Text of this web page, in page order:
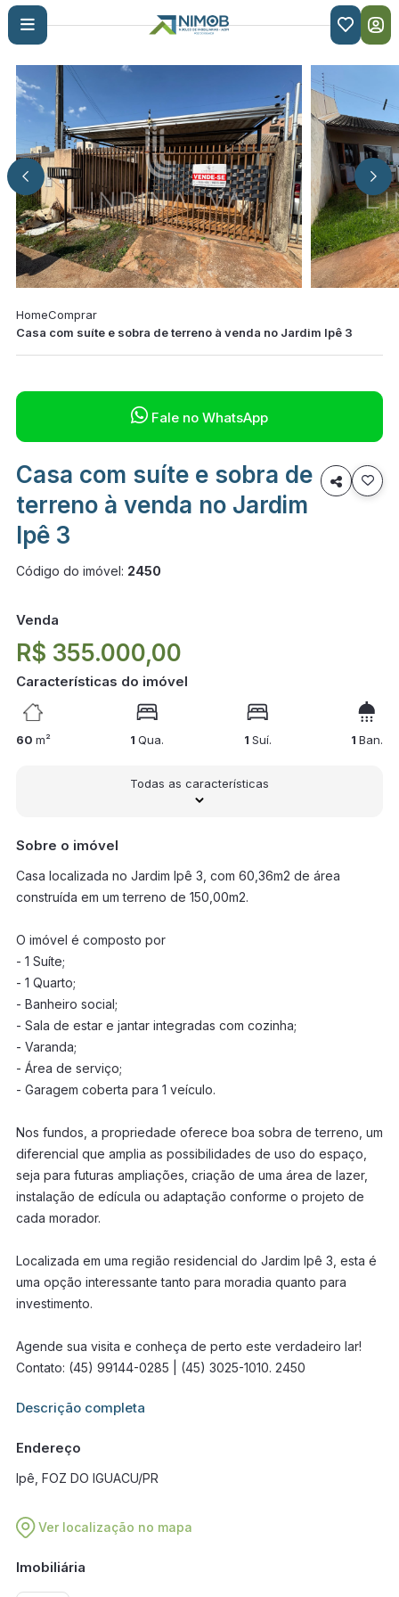

HomeComprar
Casa com suíte e sobra de terreno à venda no Jardim Ipê 3
 Fale no WhatsApp
Casa com suíte e sobra de
terreno à venda no Jardim
Ipê 3

Código do imóvel: 2450
Venda
R$ 355.000,00
Características do imóvel
60 m² 1Qua. 1 Suí. 1Ban.
Todas as características
Sobre o imóvel
Casa localizada no Jardim Ipê 3, com 60,36m2 de área
construída em um terreno de 150,00m2.
O imóvel é composto por
- 1 Suíte;
- 1 Quarto;
- Banheiro social;
- Sala de estar e jantar integradas com cozinha;
- Varanda;
- Área de serviço;
- Garagem coberta para 1 veículo.
Nos fundos, a propriedade oferece boa sobra de terreno, um
diferencial que amplia as possibilidades de uso do espaço,
seja para futuras ampliações, criação de uma área de lazer,
instalação de edícula ou adaptação conforme o projeto de
cada morador.
Localizada em uma região residencial do Jardim Ipê 3, esta é
uma opção interessante tanto para moradia quanto para
investimento.
Agende sua visita e conheça de perto este verdadeiro lar!
Contato: (45) 99144-0285 | (45) 3025-1010. 2450
Informações adicionais sobre este imóvel estarão disponíveis
Descrição completa
Endereço
Ipê, FOZ DO IGUACU/PR
Ver localização no mapa
Imobiliária